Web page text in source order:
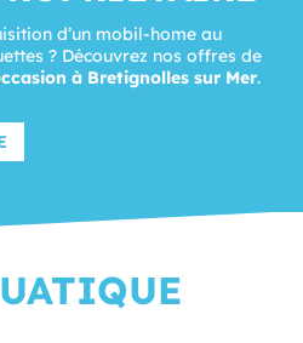
d’un mobil-home au
? Découvrez nos offres de
à Bretignolles sur Mer.